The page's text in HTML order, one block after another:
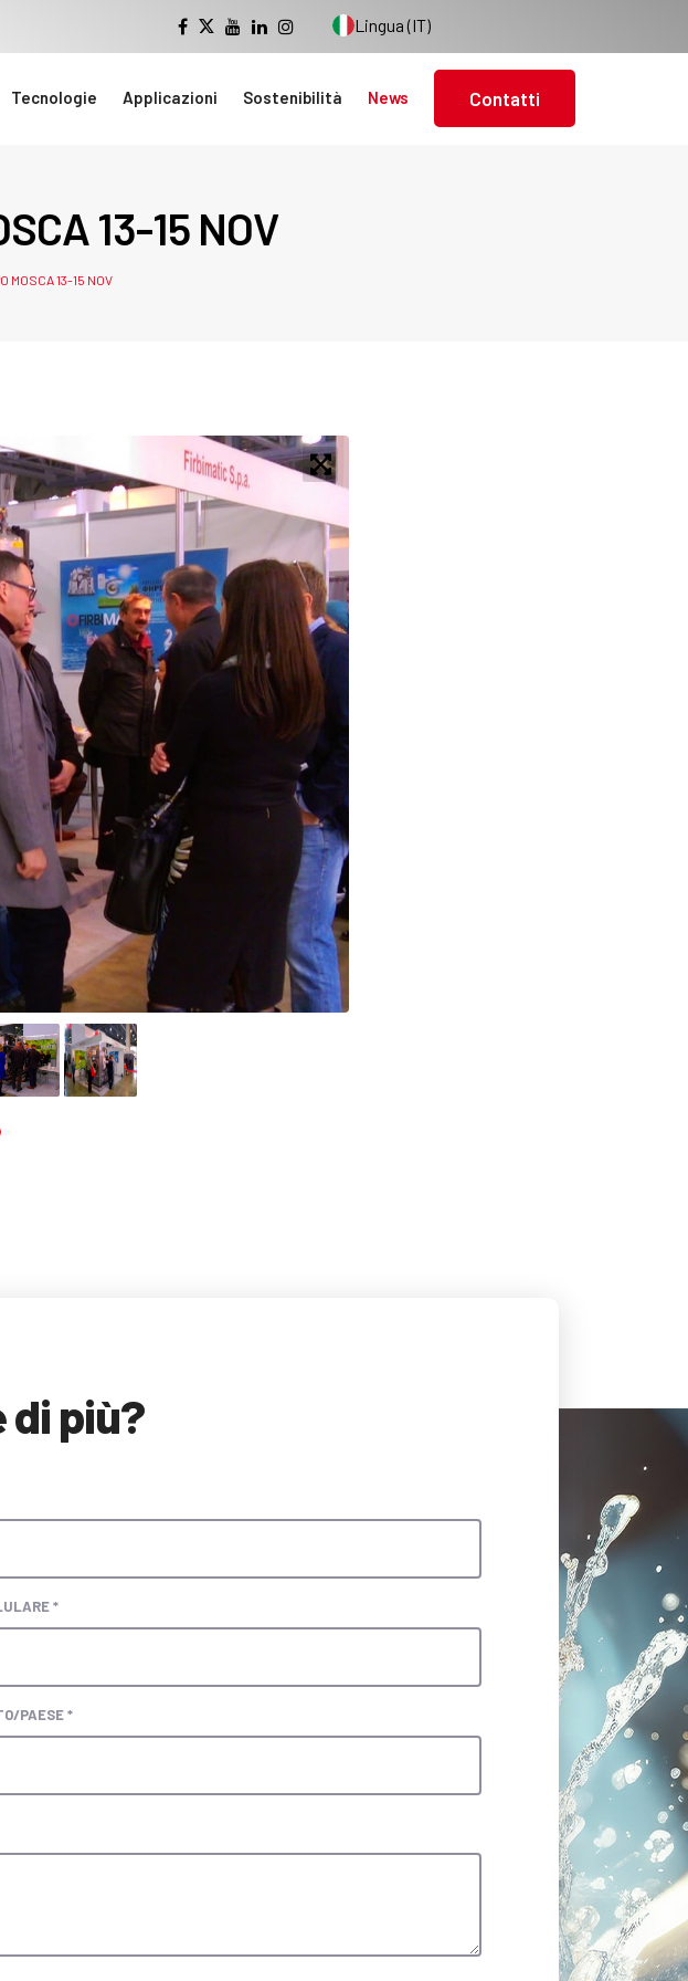
Lingua (IT)
Tecnologie Applicazioni Sostenibilità News Contatti
13-15 NOV
MOSCA 13-15 NOV
di più?
*
PAESE *